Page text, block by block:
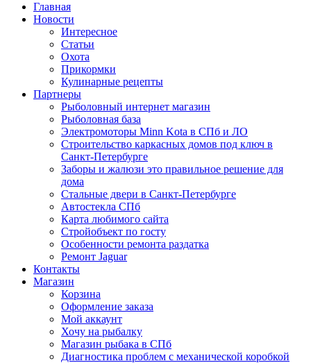
Главная
Новости
Интересное
Статьи
Охота
Прикормки
Кулинарные рецепты
Партнеры
Рыболовный интернет магазин
Рыболовная база
Электромоторы Minn Kota в СПб и ЛО
Строительство каркасных домов под ключ в
Санкт-Петербурге
Заборы и жалюзи это правильное решение для
дома
Стальные двери в Санкт-Петербурге
Автостекла СПб
Карта любимого сайта
Стройобъект по госту
Особенности ремонта раздатка
Ремонт Jaguar
Контакты
Магазин
Корзина
Оформление заказа
Мой аккаунт
Хочу на рыбалку
Магазин рыбака в СПб
Диагностика проблем с механической коробкой